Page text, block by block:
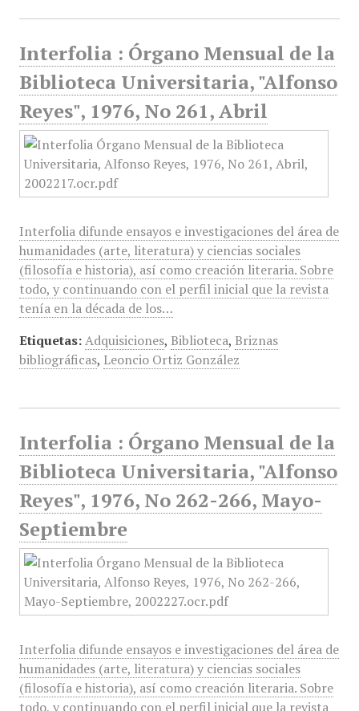
Interfolia : Órgano Mensual de la
Biblioteca Universitaria, "Alfonso
Reyes", 1976, No 261, Abril
Interfolia difunde ensayos e investigaciones del área de
humanidades (arte, literatura) y ciencias sociales
(filosofía e historia), así como creación literaria. Sobre
todo, y continuando con el perfil inicial que la revista
tenía en la década de los…
Etiquetas: Adquisiciones, Biblioteca, Briznas
bibliográficas, Leoncio Ortiz González
Interfolia : Órgano Mensual de la
Biblioteca Universitaria, "Alfonso
Reyes", 1976, No 262-266, Mayo-
Septiembre
Interfolia difunde ensayos e investigaciones del área de
humanidades (arte, literatura) y ciencias sociales
(filosofía e historia), así como creación literaria. Sobre
todo, y continuando con el perfil inicial que la revista